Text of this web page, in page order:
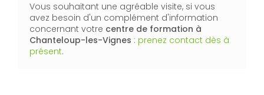
Vous souhaitant une agréable visite, si vous
avez besoin d'un complément d'information
concernant votre centre de formation à
Chanteloup-les-Vignes : prenez contact dès à
présent.